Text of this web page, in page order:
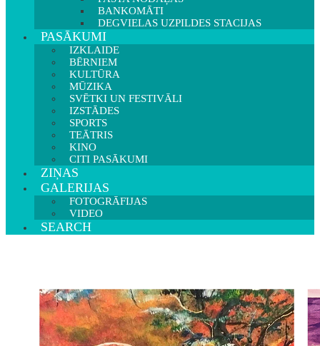
BANKOMĀTI
DEGVIELAS UZPILDES STACIJAS
PASĀKUMI
IZKLAIDE
BĒRNIEM
KULTŪRA
MŪZIKA
SVĒTKI UN FESTIVĀLI
IZSTĀDES
SPORTS
TEĀTRIS
KINO
CITI PASĀKUMI
ZIŅAS
GALERIJAS
FOTOGRĀFIJAS
VIDEO
SEARCH